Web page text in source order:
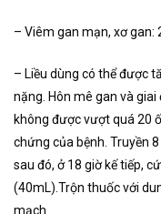
– Viêm gan mạn, xơ gan:
– Liều dùng có thể được
nặng. Hôn mê gan và
không được vượt quá 20
chứng của bệnh. Truyền
sau đó, ở 18 giờ kế tiếp,
(40mL).Trộn thuốc với
mạch